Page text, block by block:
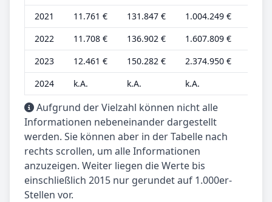
2021
11.761 € 131.847 € 1.004.249 €
2022
11.708 € 136.902 € 1.607.809 €
2023
12.461 € 150.282 € 2.374.950 €
2024
k.A. k.A. k.A.
Aufgrund der Vielzahl können nicht alle
Informationen nebeneinander dargestellt
werden. Sie können aber in der Tabelle nach
rechts scrollen, um alle Informationen
anzuzeigen. Weiter liegen die Werte bis
einschließlich 2015 nur gerundet auf 1.000er-
Stellen vor.